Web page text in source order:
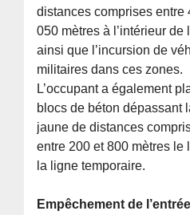
distances comprises entre
050 mètres à l’intérieur de
ainsi que l’incursion de
militaires dans ces zones.
L’occupant a également
blocs de béton dépassant
jaune de distances
entre 200 et 800 mètres le
la ligne temporaire.
Empêchement de